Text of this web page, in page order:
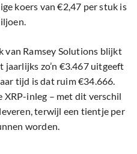
koers van €2,47 per stuk is
van Ramsey Solutions blijkt
jaarlijks zo’n €3.467 uitgeeft
tijd is dat ruim €34.666.
XRP-inleg – met dit verschil
terwijl een tientje per
worden.